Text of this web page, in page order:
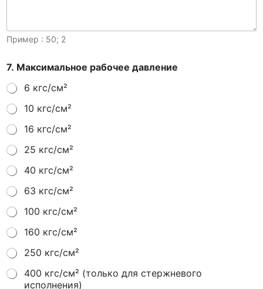
Пример : 50; 2
7. Максимальное рабочее давление
6 кгс/см²
10 кгс/см²
16 кгс/см²
25 кгс/см²
40 кгс/см²
63 кгс/см²
100 кгс/см²
160 кгс/см²
250 кгс/см²
400 кгс/см² (только для стержневого
исполнения)